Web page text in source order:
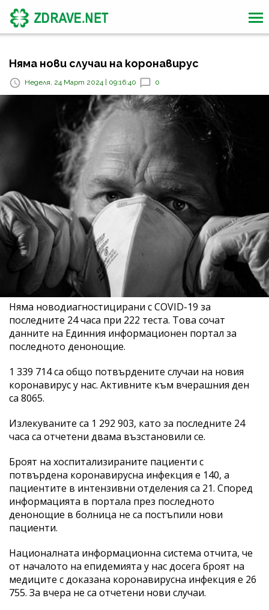
Няма нови случаи на коронавирус
Неделя, 24 Март 2024 | 09:16:40 0
Няма новодиагностицирани с COVID-19 за
последните 24 часа при 222 теста. Това сочат
данните на Единния информационен портал за
последното денонощие.
1 339 714 са общо потвърдените случаи на новия
коронавирус у нас. Активните към вчерашния ден
са 8065.
Излекуваните са 1 292 903, като за последните 24
часа са отчетени двама възстановили се.
Броят на хоспитализираните пациенти с
потвърдена коронавирусна инфекция е 140, а
пациентите в интензивни отделения са 21. Според
информацията в портала през последното
денонощие в болница не са постъпили нови
пациенти.
Националната информационна система отчита, че
от началото на епидемията у нас досега броят на
медиците с доказана коронавирусна инфекция е 26
755. За вчера не са отчетени нови случаи.